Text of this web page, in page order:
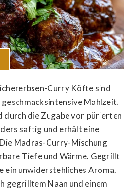
Curry Köfte sind
Mahlzeit.
durch die Zugabe von pürierten
saftig und erhält eine
Madras-Curry-Mischung
Tiefe und Wärme. Gegrillt
ein unwiderstehliches Aroma.
gegrilltem Naan und einem